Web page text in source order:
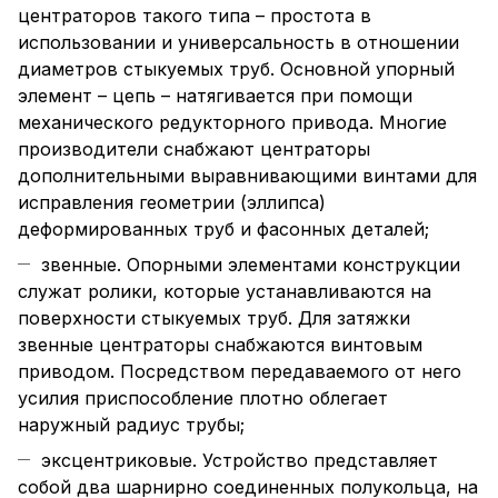
центраторов такого типа – простота в
использовании и универсальность в отношении
диаметров стыкуемых труб. Основной упорный
элемент – цепь – натягивается при помощи
механического редукторного привода. Многие
производители снабжают центраторы
дополнительными выравнивающими винтами для
исправления геометрии (эллипса)
деформированных труб и фасонных деталей;
звенные. Опорными элементами конструкции
служат ролики, которые устанавливаются на
поверхности стыкуемых труб. Для затяжки
звенные центраторы снабжаются винтовым
приводом. Посредством передаваемого от него
усилия приспособление плотно облегает
наружный радиус трубы;
эксцентриковые. Устройство представляет
собой два шарнирно соединенных полукольца, на